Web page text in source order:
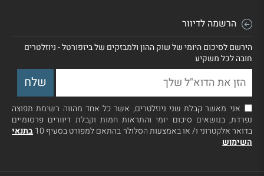
הרשמה לדיוור
הירשם לסיכום היומי של שוק ההון ולמבזקים של ביזפורטל - ניוזלטרים
חובה לכל משקיע
אני מאשר קבלת שני ניוזלטרים, אשר כל אחד מהווה רשימת תפוצה
נפרדת, בנושאים סיכום יומי והתראות חמות וקבלת דיוורים פרסומיים
בדואר אלקטרוני ו/ או באמצעות הסלולר בהתאם למפורט בסעיף 10
בתנאי
השימוש